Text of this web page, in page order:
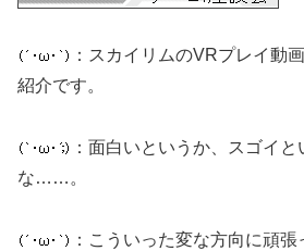
：スカイリムのVRプレイ動
紹介です。
：面白いというか、スゴイ
な……。
：こういった変な方向に頑